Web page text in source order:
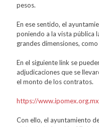
pesos.
En ese sentido, el
poniendo a la vista pública
grandes dimensiones,
En el siguiente link se
adjudicaciones que se
el monto de los contratos.
https://
Con ello, el ayuntamiento